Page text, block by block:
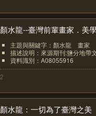
顏水龍--臺灣前輩畫家．美
主題與關鍵字：顏水龍 畫
描述說明：來源期刊:鹽分地帶
資料識別：A08055916
2
顏水龍：一切為了臺灣之美